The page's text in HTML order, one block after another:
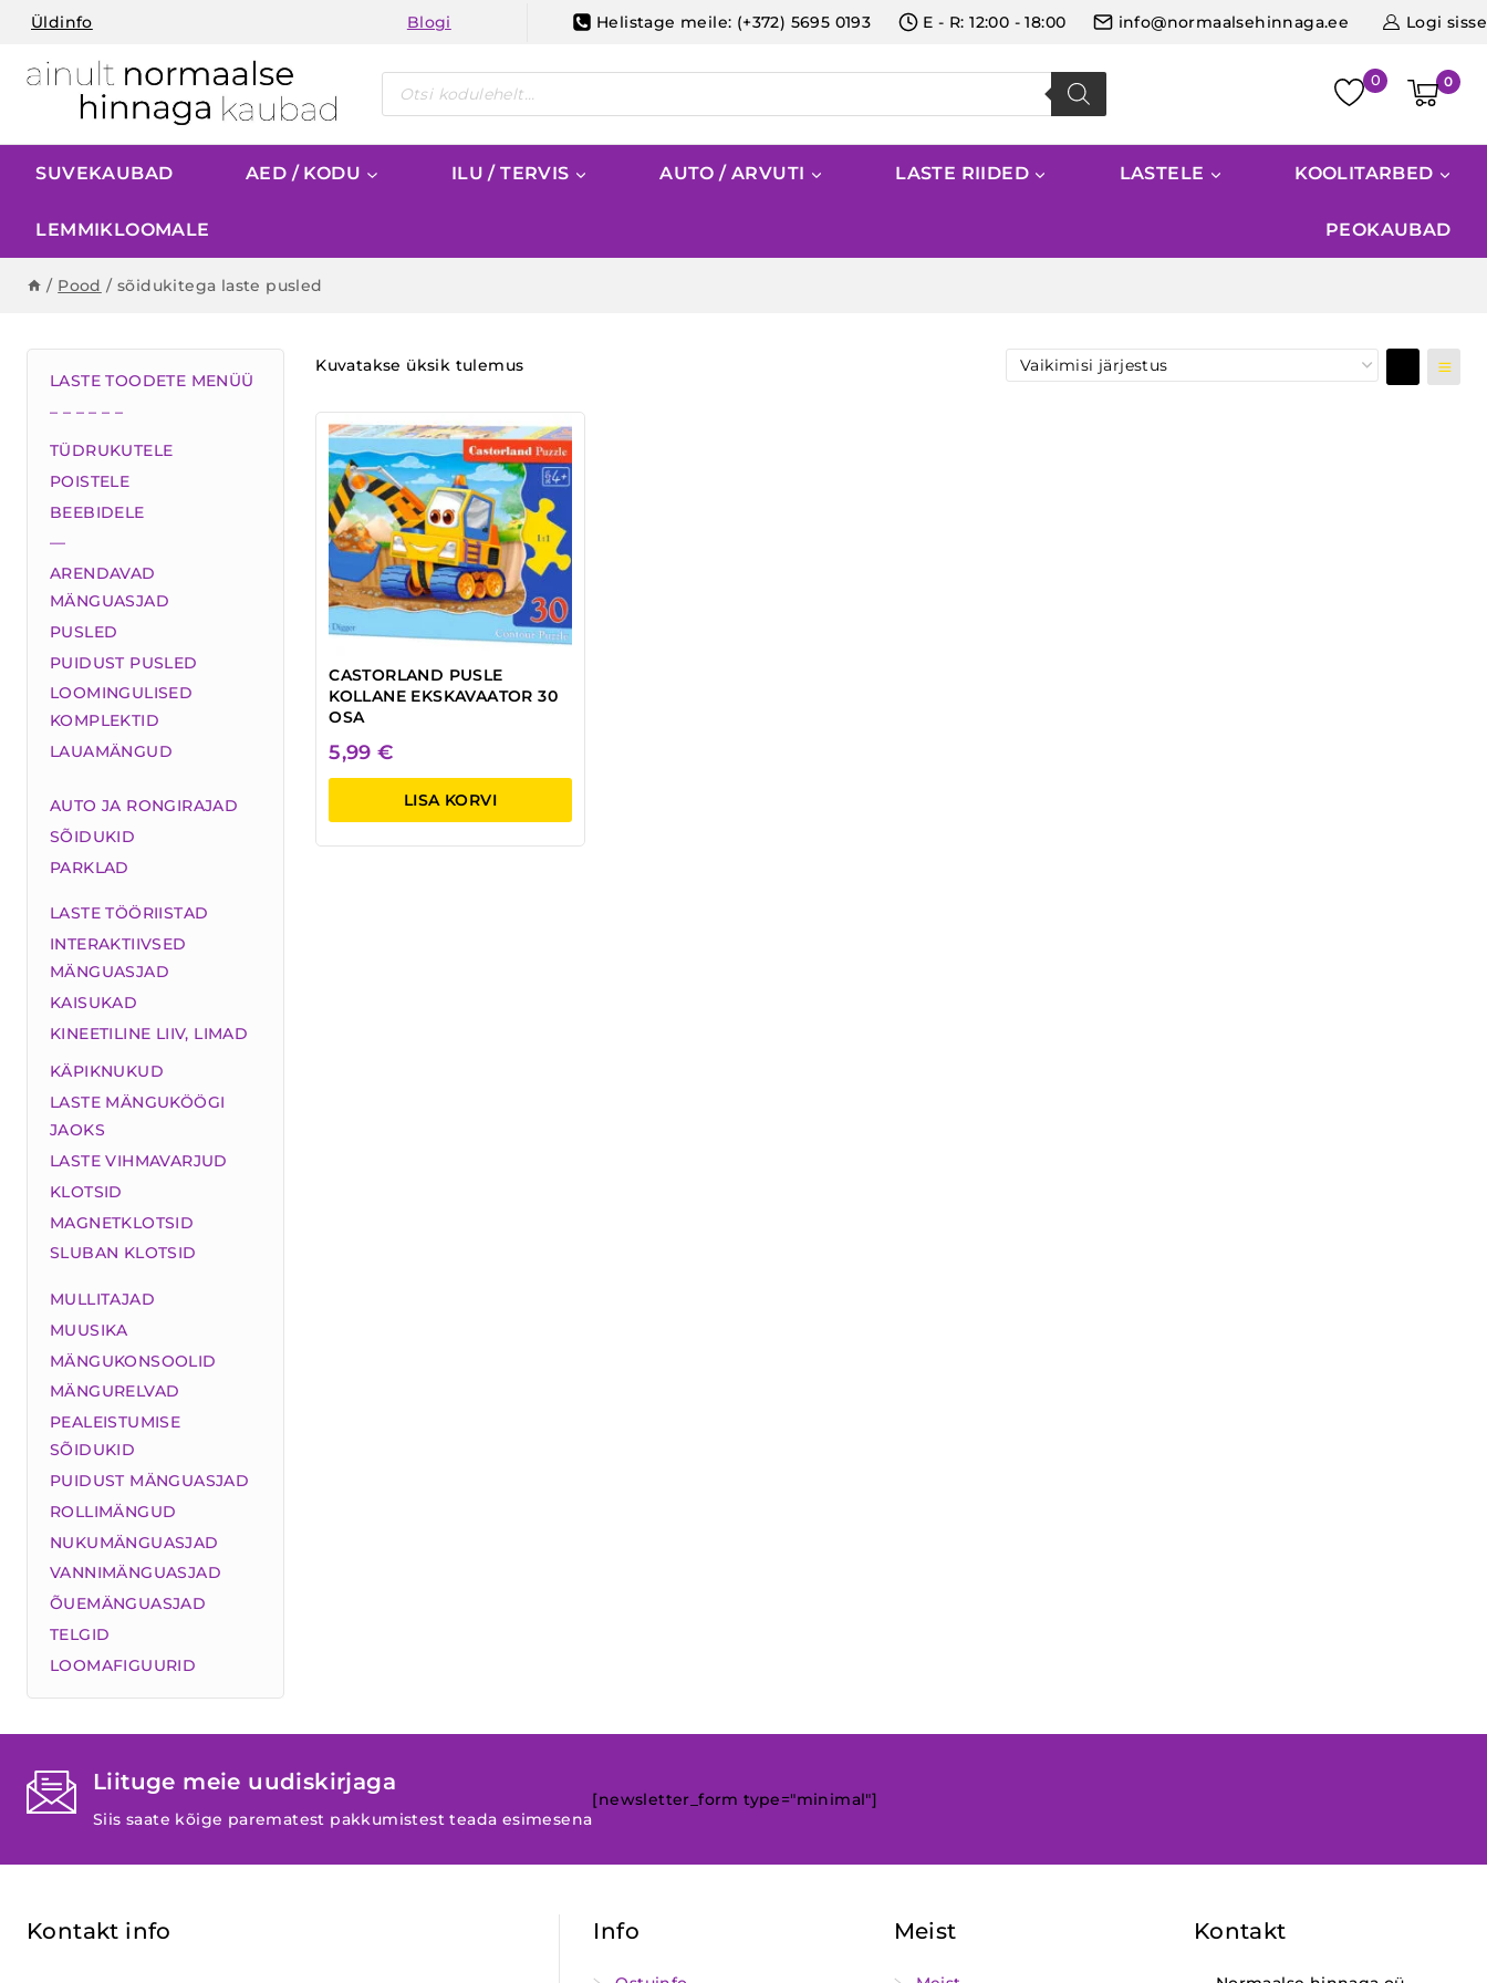
Skip
content
Üldinfo Blogi Helistage meile: (+372) 5695 0193 E - R: 12:00 - 18:00 info@normaalsehinnaga.ee Logi sisse
Products
search
0
SUVEKAUBAD AED / KODU ILU / TERVIS AUTO / ARVUTI LASTE RIIDED LASTELE KOOLITARBED
LEMMIKLOOMALE PEOKAUBAD
/ Pood / sõidukitega laste pusled
Kuvatakse üksik tulemus
CASTORLAND PUSLE
KOLLANE EKSKAVAATOR 30
OSA
5,99€
LISA KORVI
LASTE TOODETE MENÜÜ
– – – – – –
TÜDRUKUTELE
POISTELE
BEEBIDELE
—
ARENDAVAD
MÄNGUASJAD
PUSLED
PUIDUST PUSLED
LOOMINGULISED
KOMPLEKTID
LAUAMÄNGUD
AUTO JA RONGIRAJAD
SÕIDUKID
PARKLAD
LASTE TÖÖRIISTAD
INTERAKTIIVSED
MÄNGUASJAD
KAISUKAD
KINEETILINE LIIV, LIMAD
KÄPIKNUKUD
LASTE MÄNGUKÖÖGI
JAOKS
LASTE VIHMAVARJUD
KLOTSID
MAGNETKLOTSID
SLUBAN KLOTSID
MULLITAJAD
MUUSIKA
MÄNGUKONSOOLID
MÄNGURELVAD
PEALEISTUMISE
SÕIDUKID
PUIDUST MÄNGUASJAD
ROLLIMÄNGUD
NUKUMÄNGUASJAD
VANNIMÄNGUASJAD
ÕUEMÄNGUASJAD
TELGID
LOOMAFIGUURID
Liituge meie uudiskirjaga
Siis saate kõige parematest pakkumistest teada esimesena
[newsletter_form type="minimal"]
Kontakt info Info Meist Kontakt